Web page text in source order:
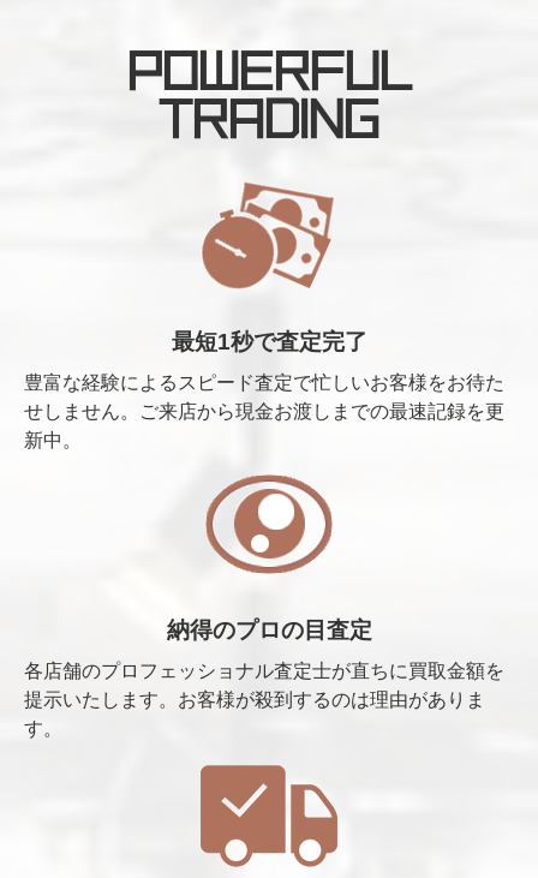
POWERFUL
TRADING
最短1秒で査定完了
豊富な経験によるスピード査定で忙しいお客様をお待た
せしません。ご来店から現金お渡しまでの最速記録を更
新中。
納得のプロの目査定
各店舗のプロフェッショナル査定士が直ちに買取金額を
提示いたします。お客様が殺到するのは理由がありま
す。